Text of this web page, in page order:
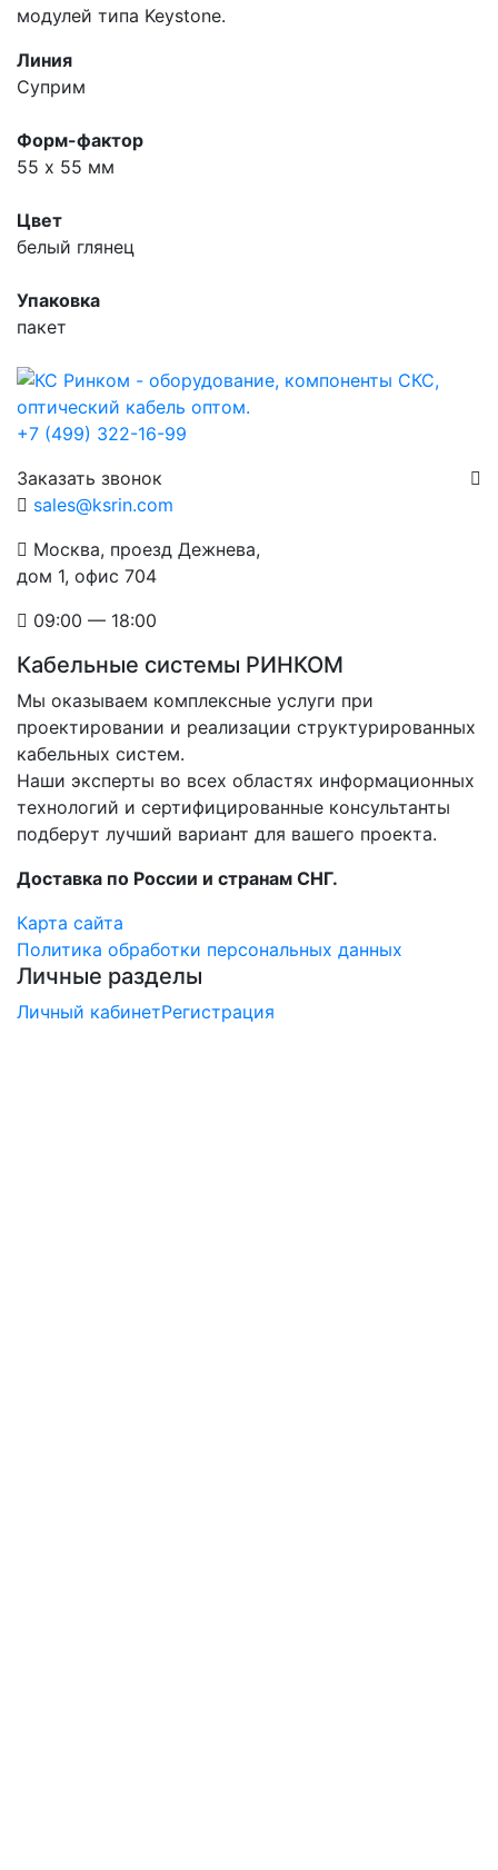
модулей типа Keystone.
Линия
Суприм
Форм-фактор
55 х 55 мм
Цвет
белый глянец
Упаковка
пакет
+7 (499) 322-16-99
Заказать звонок
sales@ksrin.com
Москва, проезд Дежнева,
дом 1, офис 704
09:00 — 18:00
Кабельные системы РИНКОМ
Мы оказываем комплексные услуги при
проектировании и реализации структурированных
кабельных систем.
Наши эксперты во всех областях информационных
технологий и сертифицированные консультанты
подберут лучший вариант для вашего проекта.
Доставка по России и странам СНГ.
Карта сайта
Политика обработки персональных данных
Личные разделы
Личный кабинетРегистрация